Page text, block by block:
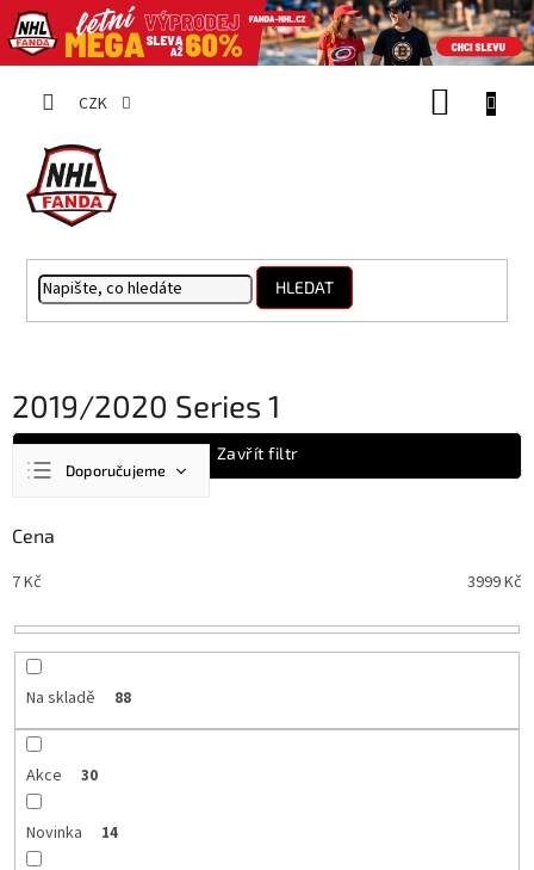
CZK
HLEDAT
2019/2020 Series 1
e
í
r
Doporučujeme
Abecedně
Zavřít filtr
Cena
7Kč 3999Kč
Na skladě 88
Akce 30
Novinka 14